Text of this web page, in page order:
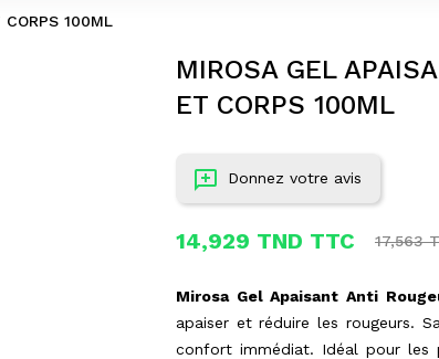
CORPS 100ML
MIROSA GEL
ET CORPS 100ML
Donnez votre avis
14,929 TND TTC 17,563
Mirosa Gel Apaisant Anti
apaiser et réduire les rougeurs.
confort immédiat. Idéal pour les